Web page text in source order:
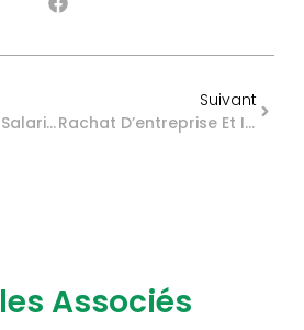
Retraite Des Non-Salariés Agricoles : Nouvelles Précisions
Suivant
Rachat D’entreprise Et Information Des Salariés : Un Dispositif Recentré
Associés